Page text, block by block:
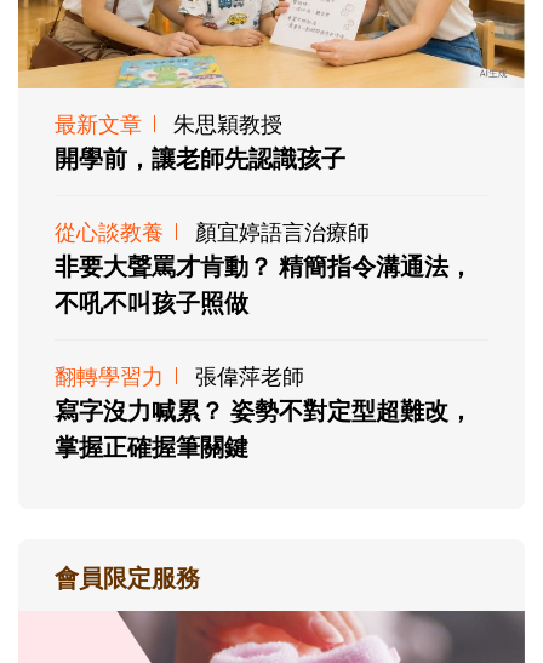
最新文章 朱思穎教授
開學前，讓老師先認識孩子
從心談教養 顏宜婷語言治療師
非要大聲罵才肯動？ 精簡指令溝通法，
不吼不叫孩子照做
翻轉學習力 張偉萍老師
寫字沒力喊累？ 姿勢不對定型超難改，
掌握正確握筆關鍵
會員限定服務